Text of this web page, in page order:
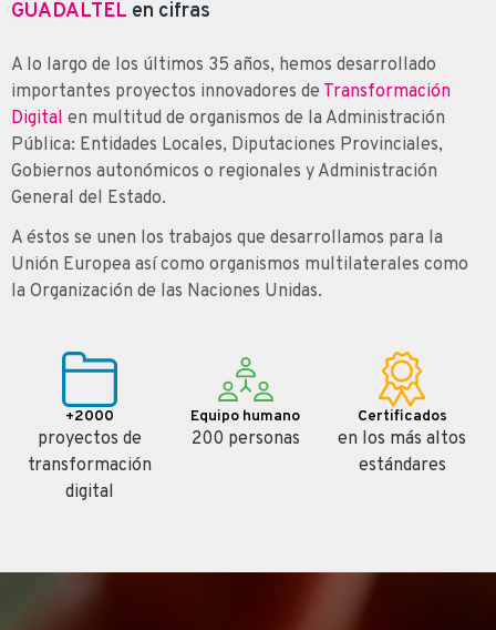
GUADALTEL en cifras
A lo largo de los últimos 35 años, hemos desarrollado
importantes proyectos innovadores de Transformación
Digital en multitud de organismos de la Administración
Pública: Entidades Locales, Diputaciones Provinciales,
Gobiernos autonómicos o regionales y Administración
General del Estado.
A éstos se unen los trabajos que desarrollamos para la
Unión Europea así como organismos multilaterales como
la Organización de las Naciones Unidas.
+2000
proyectos de
transformación
digital
Equipo humano
200 personas
Certificados
en los más altos
estándares